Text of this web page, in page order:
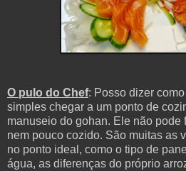
O pulo do Chef: Posso dizer
simples chegar a um ponto de
manuseio do gohan. Ele não pode
nem pouco cozido. São muitas as
no ponto ideal, como o tipo de
água, as diferenças do próprio